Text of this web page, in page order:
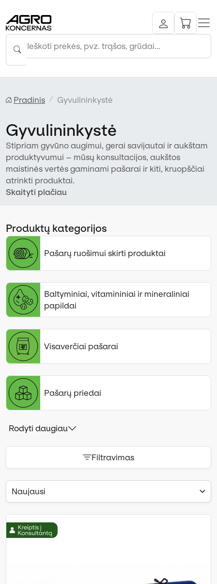
Pradinis Gyvulininkystė
Gyvulininkystė
Stipriam gyvūno augimui, gerai savijautai ir aukštam
produktyvumui – mūsų konsultacijos, aukštos
maistinės vertės gaminami pašarai ir kiti, kruopščiai
atrinkti produktai.
Skaityti plačiau
Produktų kategorijos
Pašarų ruošimui skirti produktai
Baltyminiai, vitamininiai ir mineraliniai
papildai
Visaverčiai pašarai
Pašarų priedai
Rodyti daugiau
Filtravimas
Naujausi